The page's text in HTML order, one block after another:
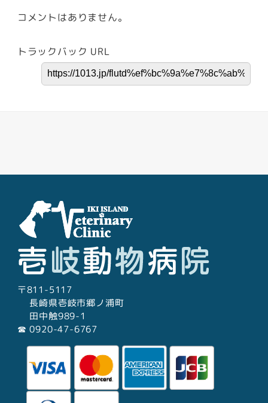
コメントはありません。
トラックバック URL
〒811-5117
長崎県壱岐市郷ノ浦町
田中触989-1
☎︎ 0920-47-6767